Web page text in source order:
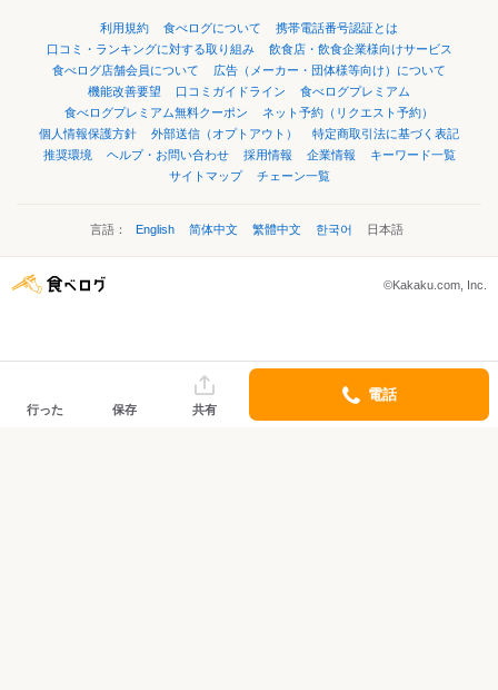
利用規約 食べログについて
携帯電話番号認証とは
口コミ・ランキングに対する取り組み
飲食店・飲食企業様向けサービス
食べログ店舗会員について
広告（メーカー・団体様等向け）について
機能改善要望
口コミガイドライン
食べログプレミアム
食べログプレミアム無料クーポン
ネット予約（リクエスト予約）
個人情報保護方針
外部送信（オプトアウト）
特定商取引法に基づく表記
推奨環境
ヘルプ・お問い合わせ 採用情報 企業情報
キーワード一覧
サイトマップ
チェーン一覧
言語： English 简体中文 繁體中文 한국어 日本語
©Kakaku.com, Inc.
行った 保存 共有
電話